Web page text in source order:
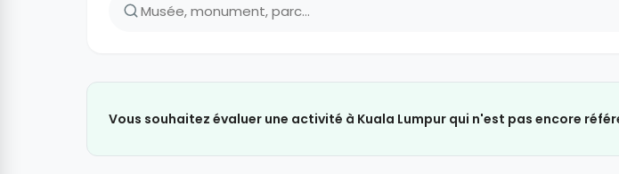
Vous souhaitez évaluer une activité à Kuala Lumpur qui n'est pas encore